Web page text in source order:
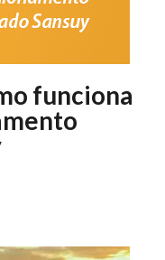
funciona